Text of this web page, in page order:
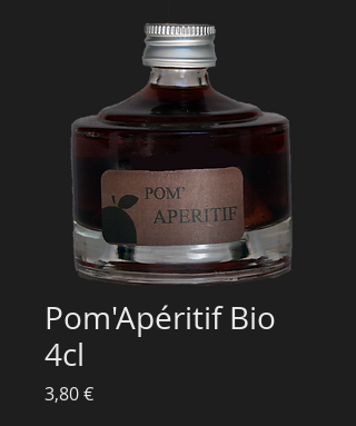
Pom'Apéritif Bio
4cl
3,80 €Prix